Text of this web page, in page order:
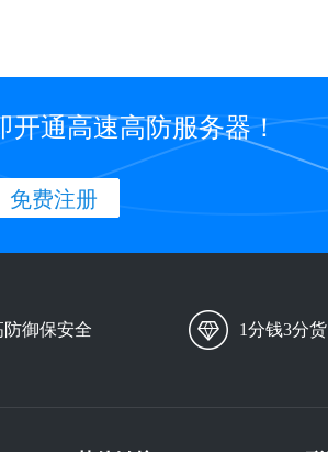
开通高速高防服务器！
免费注册
防御保安全 1分钱3分货